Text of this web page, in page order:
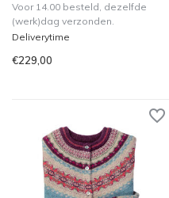
Voor 14.00 besteld, dezelfde
(werk)dag verzonden.
Deliverytime
€229,00